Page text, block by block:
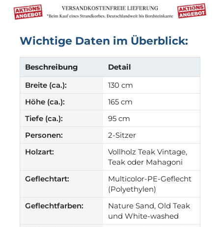
Wichtige Daten im Überblick:
Beschreibung
Detail
Breite (ca.):
130 cm
Höhe (ca.):
165 cm
Tiefe (ca.):
95 cm
Personen:
2-Sitzer
Holzart:
Vollholz Teak Vintage,
Teak oder Mahagoni
Geflechtart:
Multicolor-PE-Geflecht
(Polyethylen)
Geflechtfarben:
Nature Sand, Old Teak
und White-washed